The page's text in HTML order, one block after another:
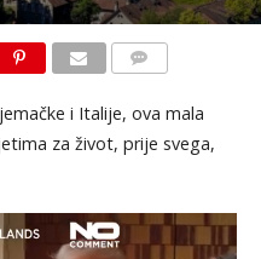
i Italije, ova mala
za život, prije svega,